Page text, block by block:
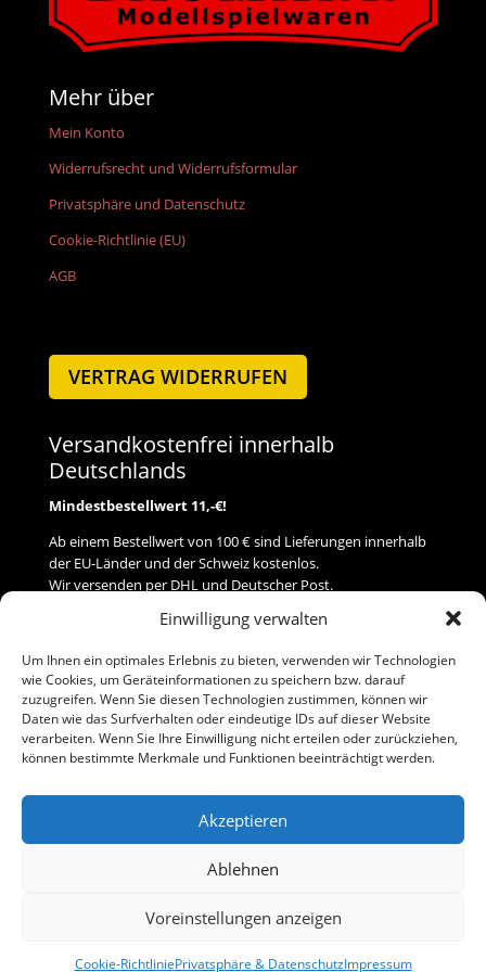
Einwilligung verwalten
Um Ihnen ein optimales Erlebnis zu bieten, verwenden wir Technologien
wie Cookies, um Geräteinformationen zu speichern bzw. darauf
zuzugreifen. Wenn Sie diesen Technologien zustimmen, können wir
Daten wie das Surfverhalten oder eindeutige IDs auf dieser Website
verarbeiten. Wenn Sie Ihre Einwilligung nicht erteilen oder zurückziehen,
können bestimmte Merkmale und Funktionen beeinträchtigt werden.
Akzeptieren
Ablehnen
Voreinstellungen anzeigen
Cookie-RichtliniePrivatsphäre & DatenschutzImpressum
Mehr über
Mein Konto
Widerrufsrecht und Widerrufsformular
Privatsphäre und Datenschutz
Cookie-Richtlinie (EU)
AGB
VERTRAG WIDERRUFEN
Versandkostenfrei innerhalb
Deutschlands
Mindestbestellwert 11,-€!
Ab einem Bestellwert von 100 € sind Lieferungen innerhalb
der EU-Länder und der Schweiz kostenlos.
Wir versenden per DHL und Deutscher Post.
Versand
Zahlung
Baumann Modellspielwaren
Telefon (0 91 61) 33 84
Impressum